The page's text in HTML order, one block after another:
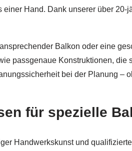
Hand. Dank unserer über
Balkon oder eine
passgenaue Konstruktionen,
bei der Planung –
für spezielle
Handwerkskunst und